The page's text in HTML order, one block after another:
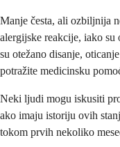
Manje česta, ali ozbiljnija
alergijske reakcije, iako su
su otežano disanje,
potražite medicinsku
Neki ljudi mogu iskusiti
ako imaju istoriju ovih
tokom prvih nekoliko